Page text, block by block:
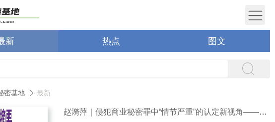
新 热点 图文
密基地 最新
赵漪萍｜侵犯商业秘密罪中“情节严重”的认定新视角——基于反不正当竞争法和刑法教义学的双重视角